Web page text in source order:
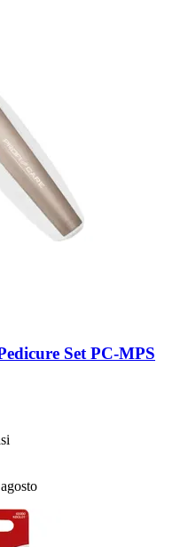
Set PC-​MPS